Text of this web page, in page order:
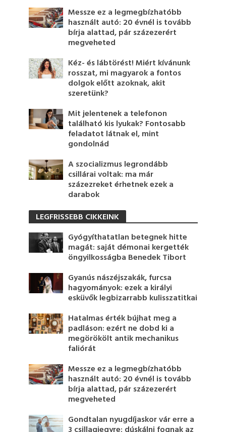
Messze ez a legmegbízhatóbb
használt autó: 20 évnél is tovább
bírja alattad, pár százezerért
megveheted
Kéz- és lábtörést! Miért kívánunk
rosszat, mi magyarok a fontos
dolgok előtt azoknak, akit
szeretünk?
Mit jelentenek a telefonon
található kis lyukak? Fontosabb
feladatot látnak el, mint
gondolnád
A szocializmus legrondább
csillárai voltak: ma már
százezreket érhetnek ezek a
darabok
LEGFRISSEBB CIKKEINK
Gyógyíthatatlan betegnek hitte
magát: saját démonai kergették
öngyilkosságba Benedek Tibort
Gyanús nászéjszakák, furcsa
hagyományok: ezek a királyi
esküvők legbizarrabb kulisszatitkai
Hatalmas érték bújhat meg a
padláson: ezért ne dobd ki a
megörökölt antik mechanikus
faliórát
Messze ez a legmegbízhatóbb
használt autó: 20 évnél is tovább
bírja alattad, pár százezerért
megveheted
Gondtalan nyugdíjaskor vár erre a